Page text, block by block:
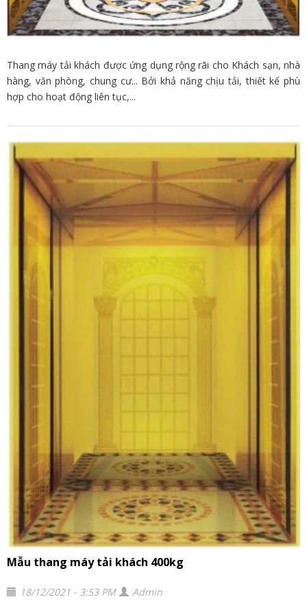
Thang máy tải khách được ứng dụng rộng rãi cho Khách sạn, nhà
hàng, văn phòng, chung cư... Bởi khả năng chịu tải, thiết kế phù
hợp cho hoạt động liên tục,...
Mẫu thang máy tải khách 400kg
18/12/2021 - 3:53 PM Admin